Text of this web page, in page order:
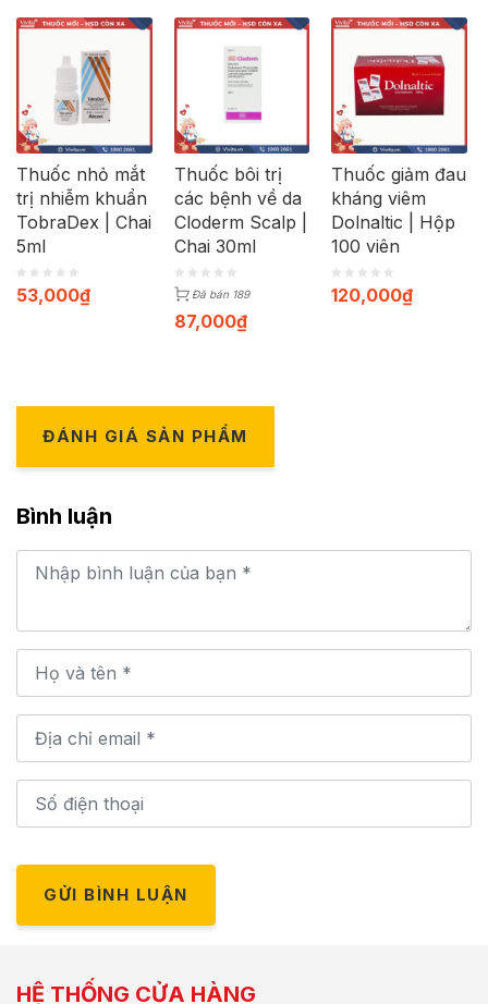
Thuốc nhỏ mắt
trị nhiễm khuẩn
TobraDex | Chai
5ml
53,000₫
Thuốc bôi trị
các bệnh về da
Cloderm Scalp |
Chai 30ml
Đã bán 189
87,000₫
Thuốc giảm đau
kháng viêm
Dolnaltic | Hộp
100 viên
120,000₫
ĐÁNH GIÁ SẢN PHẨM
Bình luận
GỬI BÌNH LUẬN
HỆ THỐNG CỬA HÀNG